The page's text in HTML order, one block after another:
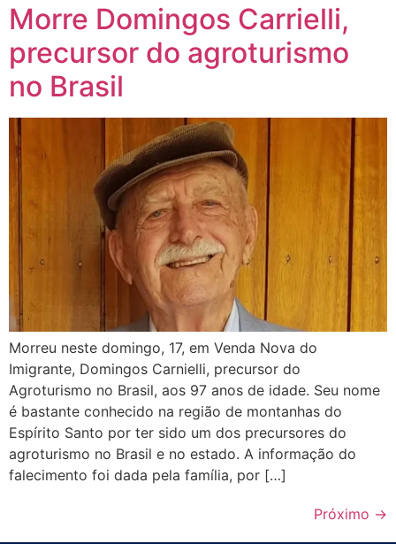
Morre Domingos Carrielli,
precursor do agroturismo
no Brasil
Morreu neste domingo, 17, em Venda Nova do
Imigrante, Domingos Carnielli, precursor do
Agroturismo no Brasil, aos 97 anos de idade. Seu nome
é bastante conhecido na região de montanhas do
Espírito Santo por ter sido um dos precursores do
agroturismo no Brasil e no estado. A informação do
falecimento foi dada pela família, por […]
Próximo →